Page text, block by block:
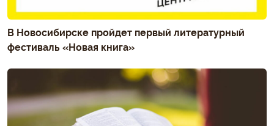
В Новосибирске пройдет первый литературный
фестиваль «Новая книга»